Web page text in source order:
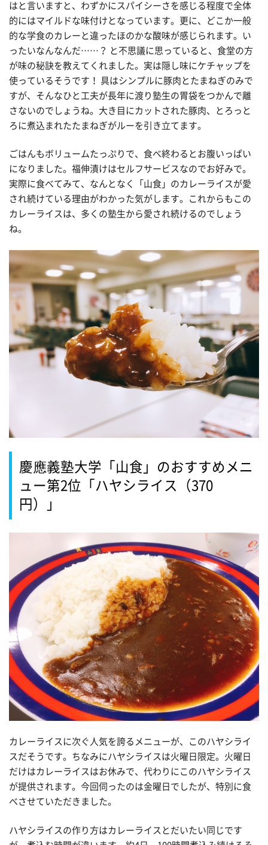
はと言いますと、わずかにスパイシーさを感じる程度で全体
的にはマイルドな味付けとなっています。更に、どこか一般
的な学食のカレーと違ったほのかな酸味が感じられます。い
ったいなんなんだ……？ と不思議に思っていると、食堂の方
が味の秘訣を教えてくれました。実は隠し味にケチャップを
使っているそうです！ 具はシンプルに豚肉とたまねぎのみで
すが、そんなひと工夫が長年に渡り塾生の胃袋をつかんで離
さないのでしょうね。大き目にカットされた豚肉、とろっと
ろに煮込まれたたまねぎがルーを引き立てます。
ごはんもボリュームたっぷりで、食べ終わるとお腹いっぱい
になりました。福伸漬けはセルフサービスなのでお好みで。
実際に食べてみて、なんとなく「山食」のカレーライスが愛
され続けている理由がわかった気がします。これからもこの
カレーライスは、多くの塾生から愛され続けるのでしょう
ね。
慶應義塾大学「山食」のおすすめメニ
ュー第2位「ハヤシライス（370
円）」
カレーライスに次ぐ人気を誇るメニューが、このハヤシライ
スだそうです。ちなみにハヤシライスは火曜日限定。火曜日
だけはカレーライスはお休みで、代わりにこのハヤシライス
が提供されます。今回伺ったのは金曜日でしたが、特別に食
べさせていただきました。
ハヤシライスの作り方はカレーライスとだいたい同じです